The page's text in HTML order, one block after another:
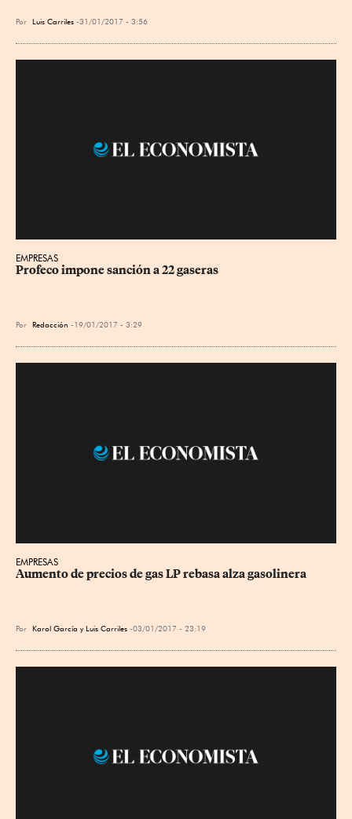
Por Luis Carriles 31/01/2017 - 3:56
EMPRESAS
Profeco impone sanción a 22 gaseras
Por Redacción 19/01/2017 - 3:29
EMPRESAS
Aumento de precios de gas LP rebasa alza gasolinera
Por Karol García y Luis Carriles 03/01/2017 - 23:19